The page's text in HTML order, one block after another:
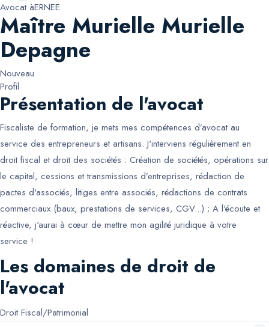
Avocat àERNEE
Maître Murielle Murielle
Depagne
Nouveau
Profil
Présentation de l'avocat
Fiscaliste de formation, je mets mes compétences d’avocat au
service des entrepreneurs et artisans. J'interviens régulièrement en
droit fiscal et droit des sociétés : Création de sociétés, opérations sur
le capital, cessions et transmissions d’entreprises, rédaction de
pactes d'associés, litiges entre associés, rédactions de contrats
commerciaux (baux, prestations de services, CGV...) ; A l'écoute et
réactive, j'aurai à cœur de mettre mon agilité juridique à votre
service !
Les domaines de droit de
l'avocat
Droit Fiscal/Patrimonial